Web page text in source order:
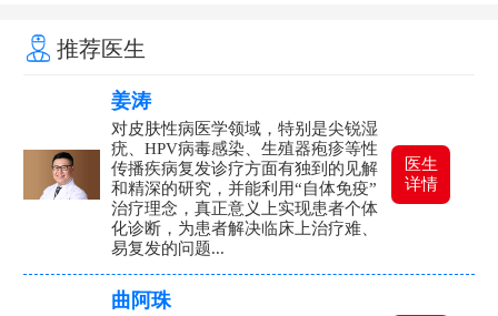
推荐医生
姜涛
对皮肤性病医学领域，特别是尖锐湿
疣、HPV病毒感染、生殖器疱疹等性
传播疾病复发诊疗方面有独到的见解
和精深的研究，并能利用“自体免疫”
治疗理念，真正意义上实现患者个体
化诊断，为患者解决临床上治疗难、
易复发的问题...
医生
详情
曲阿珠